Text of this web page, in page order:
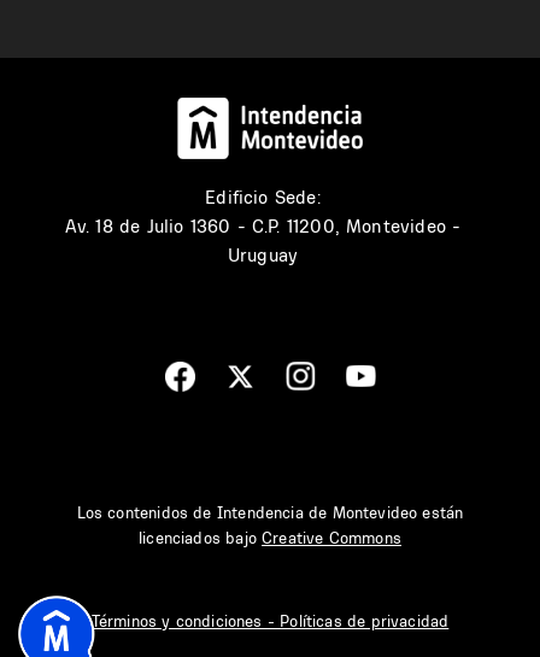
Edificio Sede:
Av. 18 de Julio 1360 - C.P. 11200, Montevideo -
Uruguay
Los contenidos de Intendencia de Montevideo están
licenciados bajoCreative Commons
Términos y condiciones - Políticas de privacidad